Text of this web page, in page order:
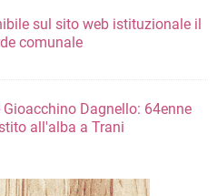
sul sito web istituzionale il
comunale
Dagnello: 64enne
all'alba a Trani